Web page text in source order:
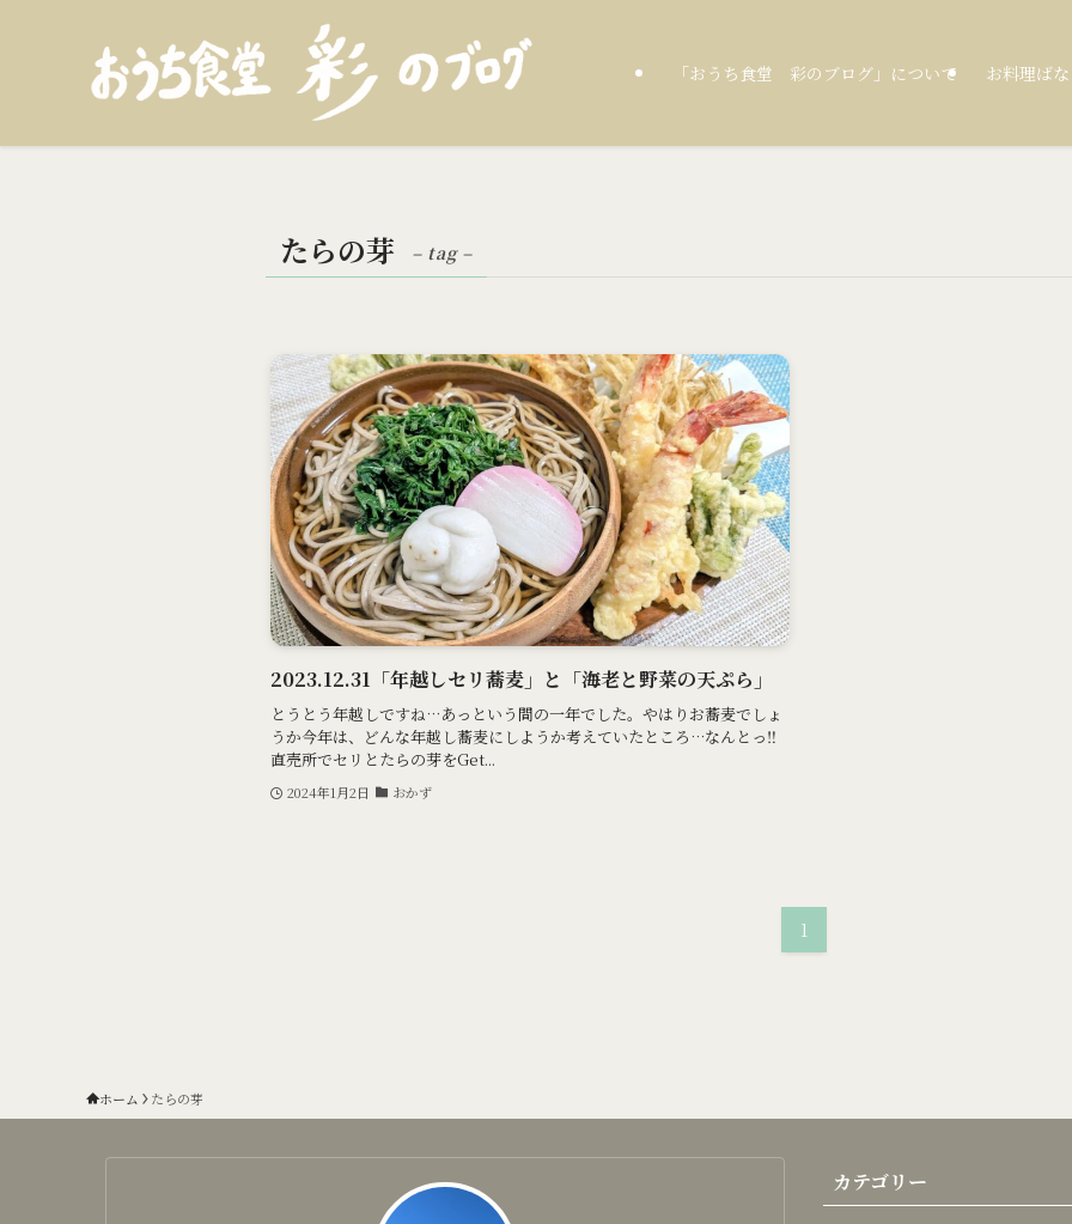
「おうち食堂 彩のブログ」について お料理ば
たらの芽 – tag –
2023.12.31「年越しセリ蕎麦」と「海老と野菜の天ぷら」
とうとう年越しですね…あっという間の一年でした。やはりお蕎麦でしょ
うか今年は、どんな年越し蕎麦にしようか考えていたところ…なんとっ‼
直売所でセリとたらの芽をGet...
2024年1月2日 おかず
1
ホーム たらの芽
カテゴリー